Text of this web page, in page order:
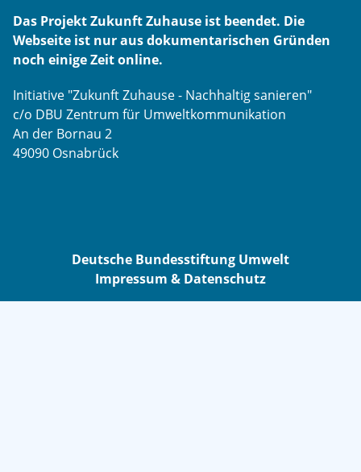
Das Projekt Zukunft Zuhause ist beendet. Die
Webseite ist nur aus dokumentarischen Gründen
noch einige Zeit online.
Initiative "Zukunft Zuhause - Nachhaltig sanieren"
c/o DBU Zentrum für Umweltkommunikation
An der Bornau 2
49090 Osnabrück
Deutsche Bundesstiftung Umwelt
Impressum & Datenschutz